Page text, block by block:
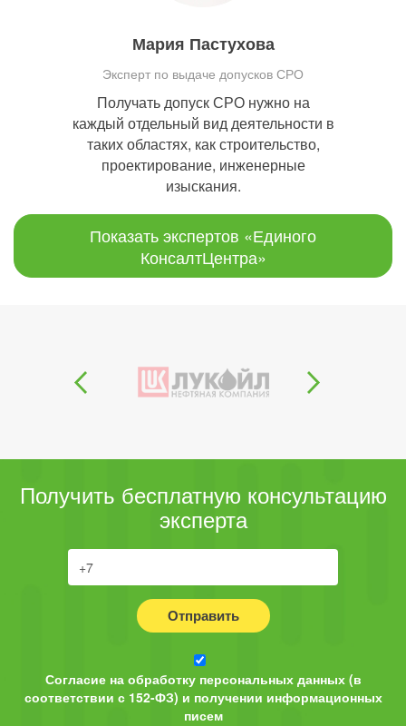
Мария Пастухова
Эксперт по выдаче допусков СРО
Получать допуск СРО нужно на
каждый отдельный вид деятельности в
таких областях, как строительство,
проектирование, инженерные
изыскания.
Показать экспертов «Единого
КонсалтЦентра»
Получить бесплатную консультацию
эксперта
Отправить
Согласие на обработку персональных данных (в
соответствии с 152-ФЗ) и получении информационных
писем